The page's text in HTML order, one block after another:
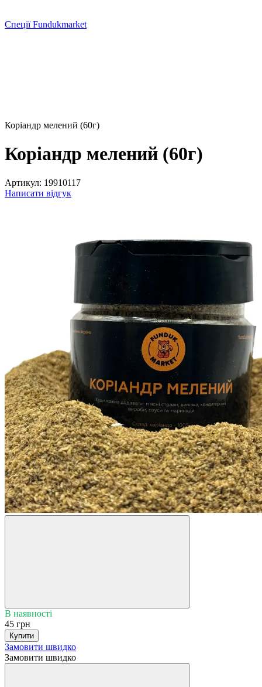
Спеції Fundukmarket
Коріандр мелений (60г)
Коріандр мелений (60г)
Артикул: 19910117
Написати відгук
В наявності
45 грн
Купити
Замовити швидко
Замовити швидко